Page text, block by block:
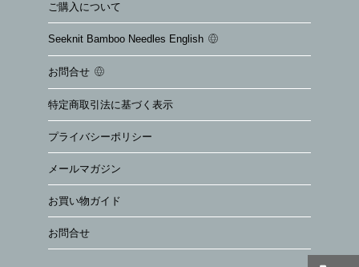
ご購入について
Seeknit Bamboo Needles English
お問合せ
特定商取引法に基づく表示
プライバシーポリシー
メールマガジン
お買い物ガイド
お問合せ